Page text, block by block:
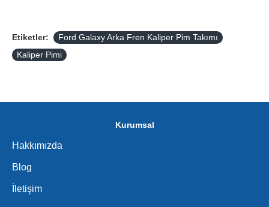
Etiketler:
Ford Galaxy Arka Fren Kaliper Pim Takımı
Kaliper Pimi
Kurumsal
Hakkımızda
Blog
İletişim